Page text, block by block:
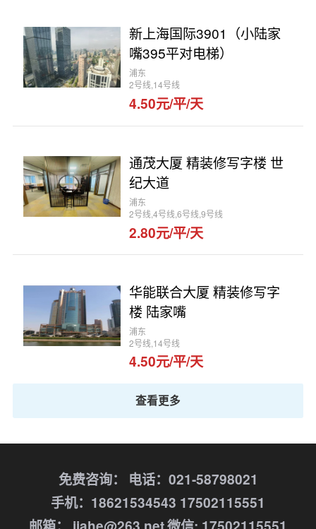
新上海国际3901（小陆家
嘴395平对电梯）
浦东
2号线,14号线
4.50元/平/天
通茂大厦 精装修写字楼 世
纪大道
浦东
2号线,4号线,6号线,9号线
2.80元/平/天
华能联合大厦 精装修写字
楼 陆家嘴
浦东
2号线,14号线
4.50元/平/天
查看更多
免费咨询：
电话：021-58798021
手机：18621534543 17502115551